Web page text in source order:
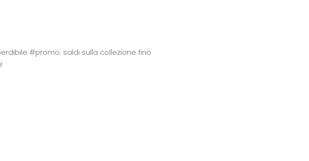
#promo: saldi sulla collezione fino